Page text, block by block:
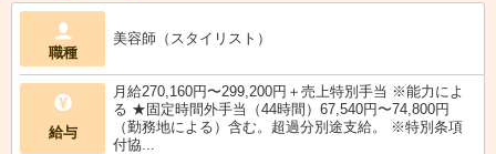
職種
美容師（スタイリスト）
給与
月給270,160円〜299,200円＋売上特別手当 ※能力によ
る ★固定時間外手当（44時間）67,540円〜74,800円
（勤務地による）含む。超過分別途支給。 ※特別条項
付協...